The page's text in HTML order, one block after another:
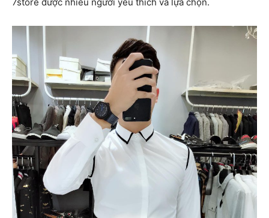
7store được nhiều người yêu thích và lựa chọn.